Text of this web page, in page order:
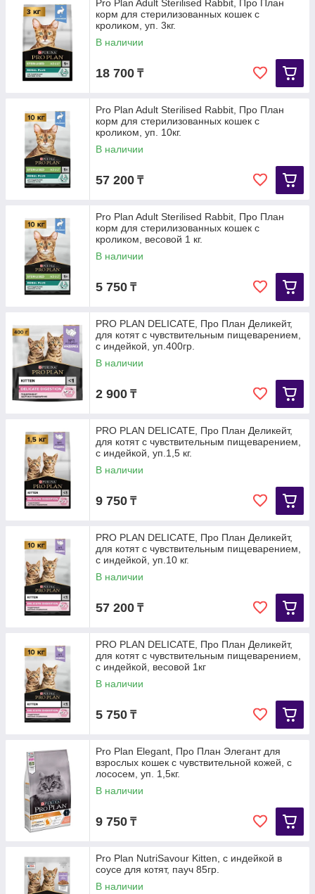
Pro Plan Adult Sterilised Rabbit, Про План
корм для стерилизованных кошек с
кроликом, уп. 3кг.
В наличии
18 700 ₸
Pro Plan Adult Sterilised Rabbit, Про План
корм для стерилизованных кошек с
кроликом, уп. 10кг.
В наличии
57 200 ₸
Pro Plan Adult Sterilised Rabbit, Про План
корм для стерилизованных кошек с
кроликом, весовой 1 кг.
В наличии
5 750 ₸
PRO PLAN DELICATE, Про План Деликейт,
для котят с чувствительным пищеварением,
с индейкой, уп.400гр.
В наличии
2 900 ₸
PRO PLAN DELICATE, Про План Деликейт,
для котят с чувствительным пищеварением,
с индейкой, уп.1,5 кг.
В наличии
9 750 ₸
PRO PLAN DELICATE, Про План Деликейт,
для котят с чувствительным пищеварением,
с индейкой, уп.10 кг.
В наличии
57 200 ₸
PRO PLAN DELICATE, Про План Деликейт,
для котят с чувствительным пищеварением,
с индейкой, весовой 1кг
В наличии
5 750 ₸
Pro Plan Elegant, Про План Элегант для
взрослых кошек с чувствительной кожей, с
лососем, уп. 1,5кг.
В наличии
9 750 ₸
Pro Plan NutriSavour Kitten, с индейкой в
соусе для котят, пауч 85гр.
В наличии